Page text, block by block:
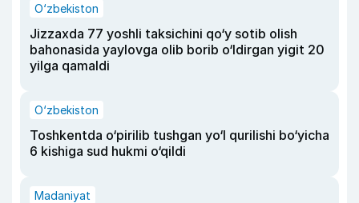
O‘zbekiston
Jizzaxda 77 yoshli taksichini qo‘y sotib olish
bahonasida yaylovga olib borib o‘ldirgan yigit 20
yilga qamaldi
O‘zbekiston
Toshkentda o‘pirilib tushgan yo‘l qurilishi bo‘yicha
6 kishiga sud hukmi o‘qildi
Madaniyat